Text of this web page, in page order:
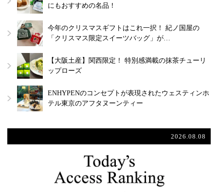
にもおすすめの名品！
今年のクリスマスギフトはこれ一択！ 紀ノ国屋の
「クリスマス限定スイーツバッグ」が…
【大阪土産】関西限定！ 特別感満載の抹茶チューリ
ップローズ
ENHYPENのコンセプトが表現されたウェスティンホ
テル東京のアフタヌーンティー
2026.08.08